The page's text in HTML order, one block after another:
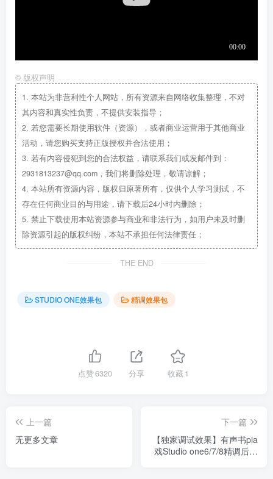
© 版权声明
1. 本站为非营利性个人网站，所有资源来自网络收集整理，不对
其内容和真实性负责，不提供安装指导；
2. 若您需要长期使用软件（资源），或者商业运营用于其他商业
活动，请您购买支持正版授权并合法使用；
3. 若有内容侵犯到您的合法权益，请联系我们或发邮件到：
2931813237@qq.com，我们将删除处理，敬请谅解；
4. 本站所有资源内容，版权归原著所有，仅供个人学习测试，不
存在任何商业目的与用途，请下载后24小时内删除；
5. 禁止下载使用本站资源参与商业和非法行为，如用户未及时删
除资源引起的版权纠纷，本站不承担任何法律责任；
THE END
STUDIO ONE效果包 精调效果包
点赞6320 分享 收藏1
上一篇
无更多文章
下一篇
【独家调试效果】有声书pia
戏Studio one6/7/8精调后期